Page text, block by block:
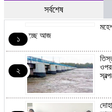
সর্বশেষ
১
হচ্ছে আজ
২
ওপর